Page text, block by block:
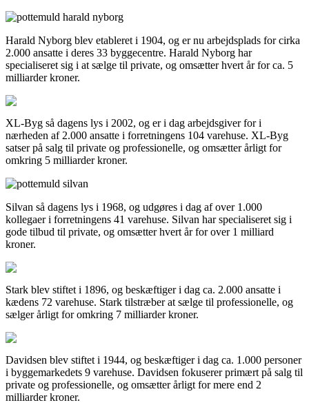
Harald Nyborg blev etableret i 1904, og er nu arbejdsplads for cirka
2.000 ansatte i deres 33 byggecentre. Harald Nyborg har
specialiseret sig i at sælge til private, og omsætter hvert år for ca. 5
milliarder kroner.
XL-Byg så dagens lys i 2002, og er i dag arbejdsgiver for i
nærheden af 2.000 ansatte i forretningens 104 varehuse. XL-Byg
satser på salg til private og professionelle, og omsætter årligt for
omkring 5 milliarder kroner.
Silvan så dagens lys i 1968, og udgøres i dag af over 1.000
kollegaer i forretningens 41 varehuse. Silvan har specialiseret sig i
gode tilbud til private, og omsætter hvert år for over 1 milliard
kroner.
Stark blev stiftet i 1896, og beskæftiger i dag ca. 2.000 ansatte i
kædens 72 varehuse. Stark tilstræber at sælge til professionelle, og
sælger årligt for omkring 7 milliarder kroner.
Davidsen blev stiftet i 1944, og beskæftiger i dag ca. 1.000 personer
i byggemarkedets 9 varehuse. Davidsen fokuserer primært på salg til
private og professionelle, og omsætter årligt for mere end 2
milliarder kroner.